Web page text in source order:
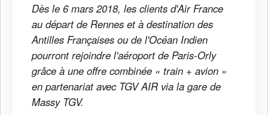
Dès le 6 mars 2018, les clients d'Air France
au départ de Rennes et à destination des
Antilles Françaises ou de l'Océan Indien
pourront rejoindre l'aéroport de Paris-Orly
grâce à une offre combinée « train + avion »
en partenariat avec TGV AIR via la gare de
Massy TGV.